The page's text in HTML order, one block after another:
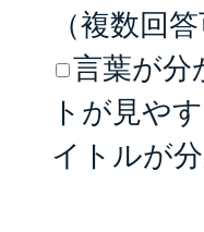
（複数回答
言葉が分
トが見や
イトルが